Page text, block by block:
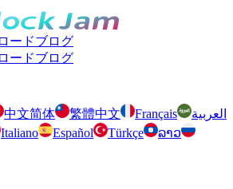
ードブログ
ードブログ
中文简体 繁體中文 Français
العربية
Italiano Español Türkçe
ລາວ